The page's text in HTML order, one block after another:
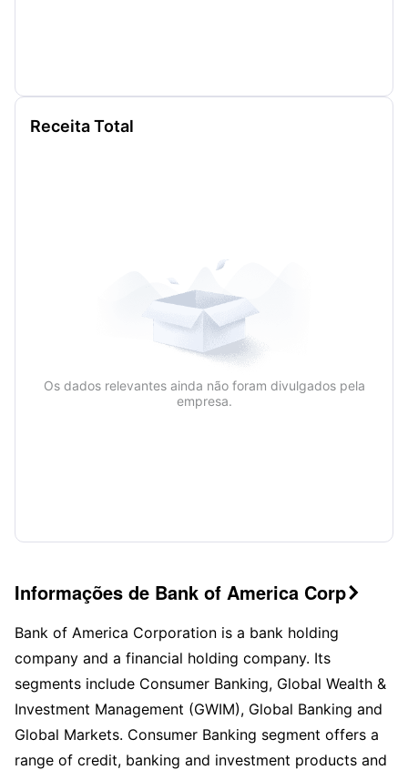
Receita Total
Os dados relevantes ainda não foram divulgados pela
empresa.
Informações de Bank of America Corp
Bank of America Corporation is a bank holding
company and a financial holding company. Its
segments include Consumer Banking, Global Wealth &
Investment Management (GWIM), Global Banking and
Global Markets. Consumer Banking segment offers a
range of credit, banking and investment products and